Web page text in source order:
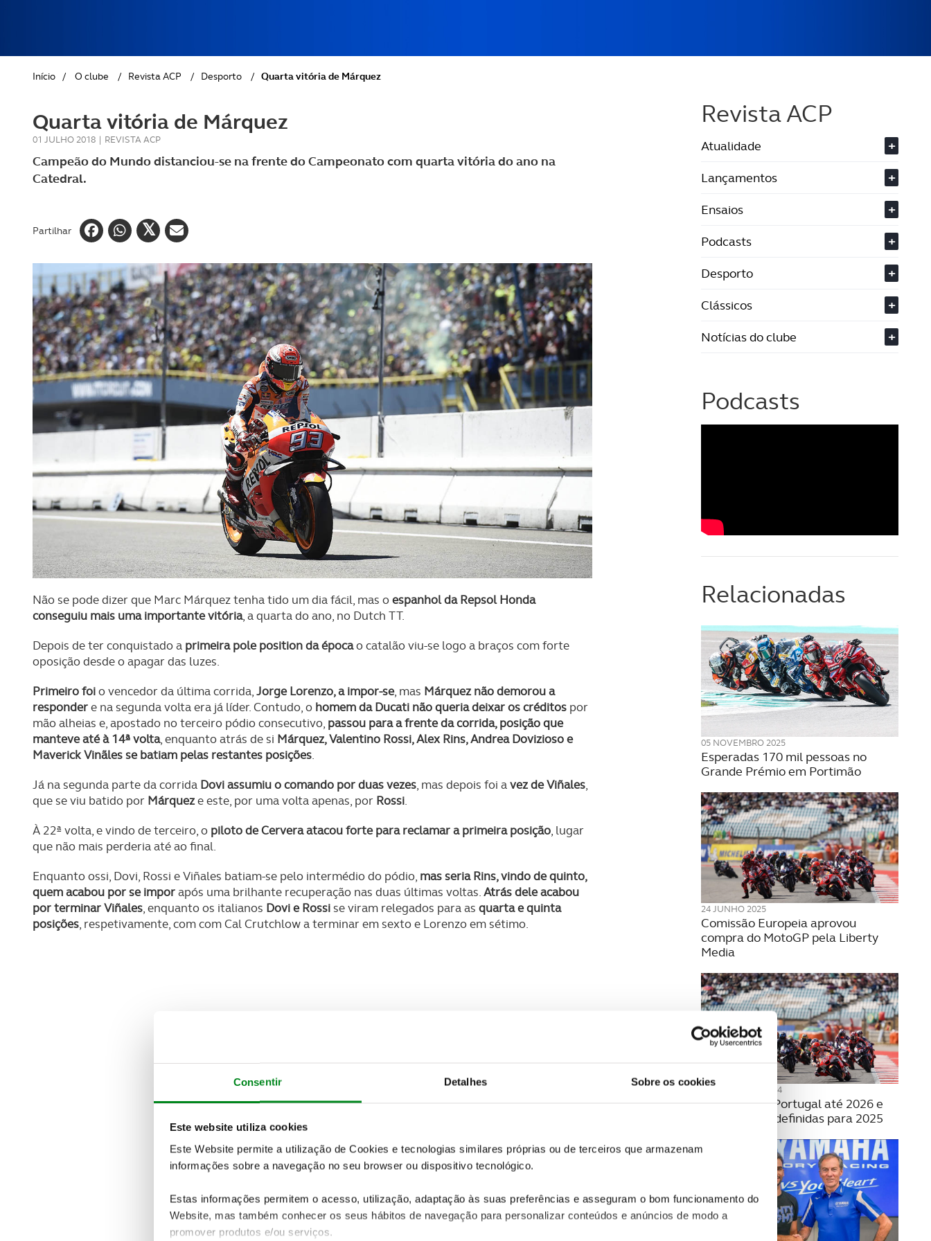
Consentir Detalhes Sobre os cookies
Este website utiliza cookies
Este Website permite a utilização de Cookies e tecnologias similares próprias ou de terceiros que armazenam
informações sobre a navegação no seu browser ou dispositivo tecnológico.
Estas informações permitem o acesso, utilização, adaptação às suas preferências e asseguram o bom funcionamento do
Website, mas também conhecer os seus hábitos de navegação para personalizar conteúdos e anúncios de modo a
promover produtos e/ou serviços.
GOLFE
AUTOCARAVANISMO
Início / O clube / Revista ACP / Desporto / Quarta vitória de Márquez
Quarta vitória de Márquez
01 JULHO 2018 | REVISTA ACP
Campeão do Mundo distanciou-se na frente do Campeonato com quarta vitória do ano na
Catedral.
Partilhar
Não se pode dizer que Marc Márquez tenha tido um dia fácil, mas oespanhol da Repsol Honda
conseguiu mais uma importante vitória, a quarta do ano, no Dutch TT.
Depois de ter conquistado a primeira pole position da épocao catalão viu-se logo a braços com forte
oposição desde o apagar das luzes.
Primeiro foio vencedor da última corrida,Jorge Lorenzo, a impor-se, mas Márquez não demorou a
respondere na segunda volta era já líder. Contudo, o homem da Ducati não queria deixar os créditos por
mão alheias e, apostado no terceiro pódio consecutivo, passou para a frente da corrida, posição que
manteve até à 14ª volta, enquanto atrás de si Márquez, Valentino Rossi, Alex Rins, Andrea Dovizioso e
Maverick Vinãles se batiam pelas restantes posições.
Já na segunda parte da corrida Dovi assumiu o comando por duas vezes, mas depois foi avez de Viñales,
que se viu batido por Márqueze este, por uma volta apenas, por Rossi.
À 22ª volta, e vindo de terceiro, o piloto de Cervera atacou forte para reclamar a primeira posição, lugar
que não mais perderia até ao final.
Enquanto ossi, Dovi, Rossi e Viñales batiam-se pelo intermédio do pódio, mas seria Rins, vindo de quinto,
quem acabou por se imporapós uma brilhante recuperação nas duas últimas voltas.Atrás dele acabou
por terminar Viñales, enquanto os italianos Dovi e Rossise viram relegados para as quarta e quinta
posições, respetivamente, com com Cal Crutchlow a terminar em sexto e Lorenzo em sétimo.
Revista ACP
Atualidade
+
Lançamentos
+
Ensaios
+
Podcasts
+
Desporto
+
Clássicos
+
Notícias do clube
+
Podcasts
Relacionadas
05 NOVEMBRO 2025
Esperadas 170 mil pessoas no
Grande Prémio em Portimão
24 JUNHO 2025
Comissão Europeia aprovou
compra do MotoGP pela Liberty
Media
25 SETEMBRO 2024
Moto GP em Portugal até 2026 e
com datas já definidas para 2025